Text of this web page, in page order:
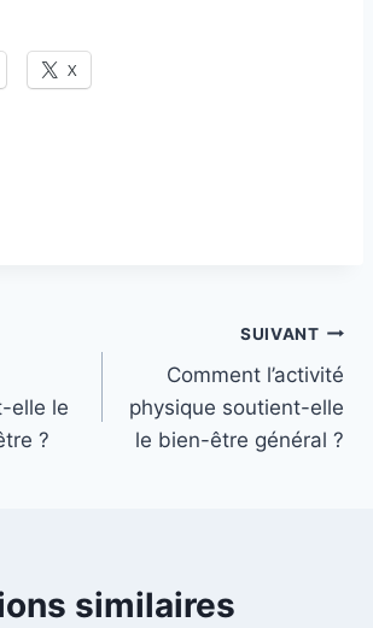
X
elle le
?
SUIVANT
Comment l’activité
physique soutient-elle
le bien-être général ?
similaires